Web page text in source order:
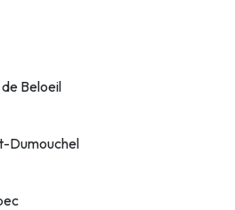
Beloeil
Dumouchel